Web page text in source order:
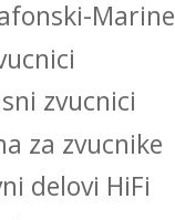
Marine
zvucnici
za zvucnike
delovi HiFi